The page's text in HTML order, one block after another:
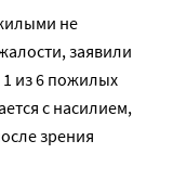
не
заявили
1 из 6 пожилых
с насилием,
зрения